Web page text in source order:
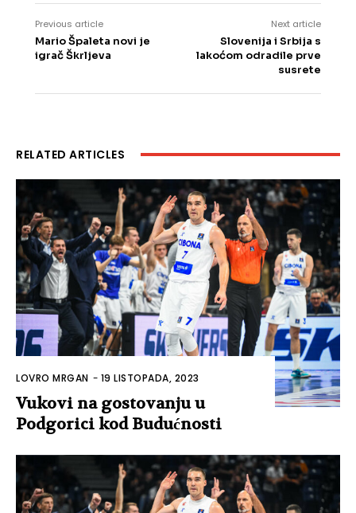
Previous article
Mario Špaleta novi je
igrač Škrljeva
Next article
Slovenija i Srbija s
lakoćom odradile prve
susrete
RELATED ARTICLES
LOVRO MRGAN - 19 LISTOPADA, 2023
Vukovi na gostovanju u
Podgorici kod Budućnosti